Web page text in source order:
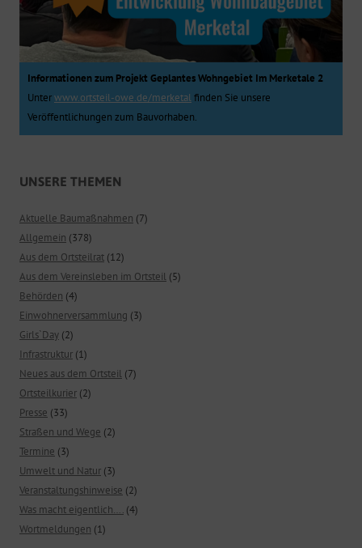
Informationen zum Projekt Geplantes Wohngebiet Im Merketale 2
Unterwww.ortsteil-owe.de/merketalfinden Sie unsere
Veröffentlichungen zum Bauvorhaben.
UNSERE THEMEN
Aktuelle Baumaßnahmen (7)
Allgemein (378)
Aus dem Ortsteilrat (12)
Aus dem Vereinsleben im Ortsteil (5)
Behörden (4)
Einwohnerversammlung (3)
Girls`Day (2)
Infrastruktur (1)
Neues aus dem Ortsteil (7)
Ortsteilkurier (2)
Presse (33)
Straßen und Wege (2)
Termine (3)
Umwelt und Natur (3)
Veranstaltungshinweise (2)
Was macht eigentlich…. (4)
Wortmeldungen (1)